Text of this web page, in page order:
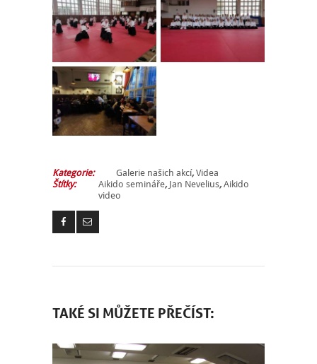
Kategorie: Galerie našich akcí,Videa
Štítky:
Aikido semináře, Jan Nevelius,Aikido
video
TAKÉ SI MŮŽETE PŘEČÍST: